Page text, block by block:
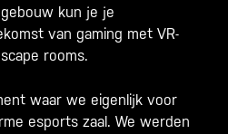
kun je je
van gaming met VR-
rooms.
waar we eigenlijk voor
esports zaal. We werden